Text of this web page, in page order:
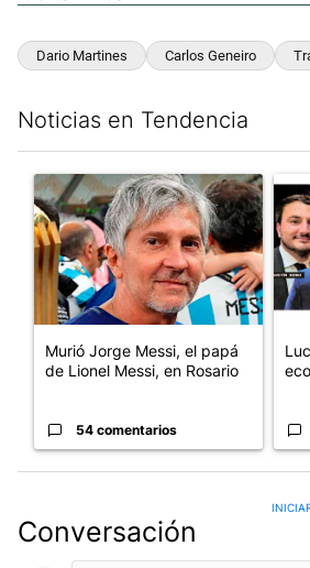
Dario Martines Carlos Geneiro
Noticias en Tendencia
Un artículo de tendencia con el título
Murió Jorge Messi, el papá
de Lionel Messi, en Rosario
54 comentarios
Un
Conversación